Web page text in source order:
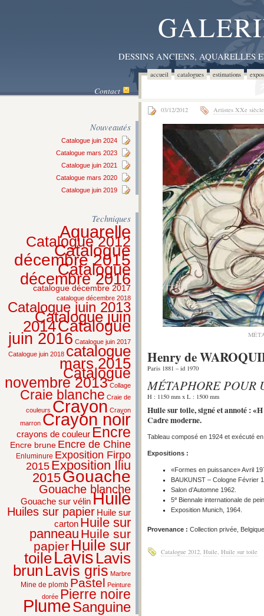
DESSINS ANCIENS,
accueil catalogues estimations
Contact
Nouveautés
Catalogue juin 2024
Catalogue mars 2023
Catalogue juin 2021
Catalogue mars 2020
Catalogue juin 2019
Techniques
Aquarelle
Catalogue 2012
Catalogue
décembre 2015
Catalogue
décembre 2016
catalogue décembre 2017
catalogue décembre 2018
Catalogue juin 2013
Catalogue juin
2014Catalogue
juin 2016 Catalogue juin 2017
Catalogue juin 2018 catalogue
mars 2015
Catalogue
novembre 2013 Collage
Craie blanche Craie de
couleurs Crayon Crayon
marron Crayon noir
crayons de couleur Encre
Encre brune Encre de Chine
Enluminure Exposition Firpo
2015 Exposition Iliu
2015Gouache
Gouache blanche
Gouache sur vélinHuile
Huiles sur papier Huile sur
carton Huile sur
panneau Huile sur
papier Huile sur
toileLavis Lavis
brun Lavis gris Marbre
Mine de plomb Pastel Peinture
dorée Pierre noire
PlumeSanguine
03/12/2012 Artistes XXe siècle
Henry de
Paris 1881 – id 1970
MÉTAPHORE POUR
H : 1150 mm x L : 1500 mm
Huile sur toile, signé et annoté :
Cadre moderne.
Tableau composé en 1924 et exécuté
Expositions :
«Formes en puissance» Avril
BAUKUNST – Cologne Février
Salon d’Automne 1962.
5e Biennale internationale de
Exposition Munich, 1964.
Provenance : Collection privée,
Catalogue 2012 Huile Huile sur toile